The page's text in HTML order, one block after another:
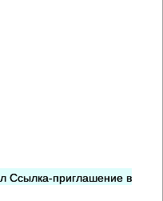
Ссылка-приглашение в